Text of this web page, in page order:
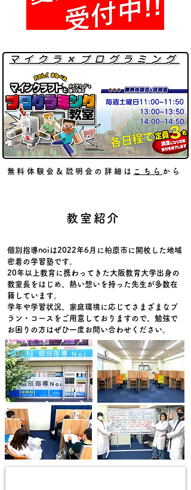
無料体験会＆説明会の詳細は こちら から
教室紹介
個別指導noiは2022年6月に柏原市に開校した地域
密着の学習塾です。
20年以上教育に携わってきた大阪教育大学出身の
教室長をはじめ、熱い想いを持った先生が多数在
籍しています。
​学年や学習状況、家庭環境に応じてさまざまなプ
ラン・コースをご用意しておりますので、勉強で
お困りの方はぜひ一度お問い合わせください。